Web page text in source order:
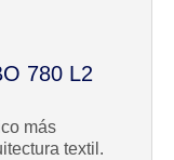
780 L2
más
textil.